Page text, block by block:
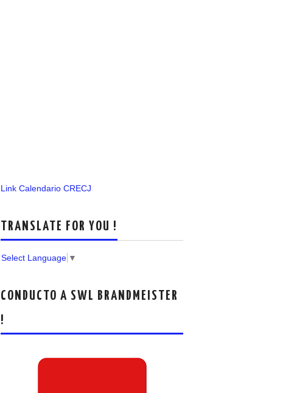
Link Calendario CRECJ
TRANSLATE FOR YOU !
Select Language ▼
CONDUCTO A SWL BRANDMEISTER
!